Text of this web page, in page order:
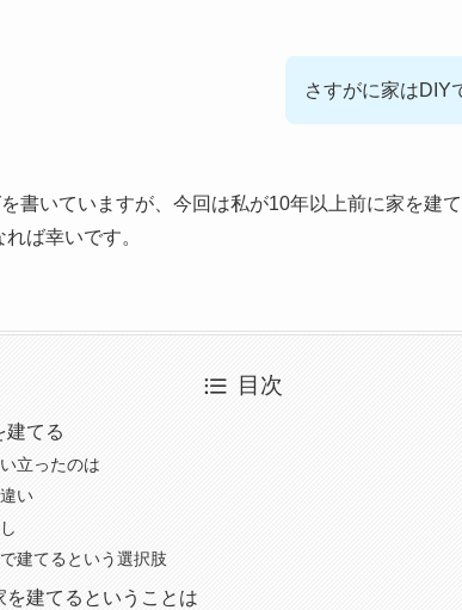
さすがに家はDIY
書いていますが、今回は私が10年以上前に家を建
ば幸いです。
目次
建てる
立ったのは
い
建てるという選択肢
を建てるということは